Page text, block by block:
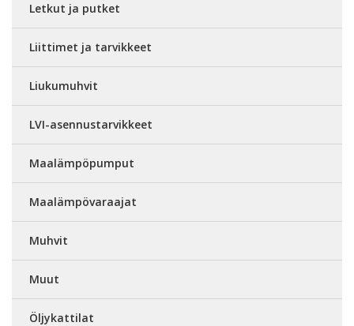
Letkut ja putket
Liittimet ja tarvikkeet
Liukumuhvit
LVI-asennustarvikkeet
Maalämpöpumput
Maalämpövaraajat
Muhvit
Muut
Öljykattilat